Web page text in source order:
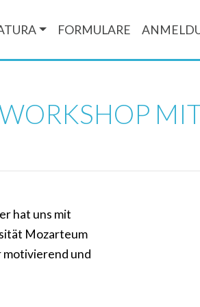
FORMULARE
hat uns mit
Mozarteum
motivierend und